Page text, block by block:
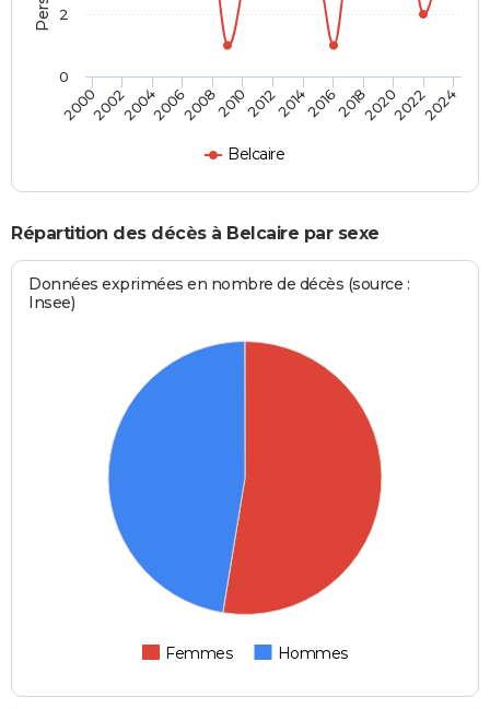
Belcaire
2000200220042006200820102012201420162018202020222024
0
2
Répartition des décès à Belcaire par sexe
Données exprimées en nombre de décès (source :
Insee)
Femmes Hommes